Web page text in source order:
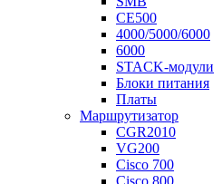
CE500
4000/5000/6000
6000
STACK-модули
Блоки питания
Платы
Маршрутизатор
CGR2010
VG200
Cisco 700